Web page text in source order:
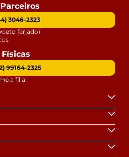
3046-2323
feriado)
99164-2325
a filial